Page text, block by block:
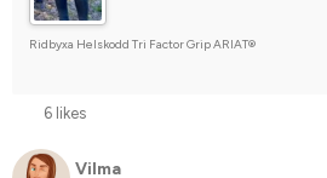
Ridbyxa Helskodd Tri Factor Grip ARIAT®
6 likes
Vilma